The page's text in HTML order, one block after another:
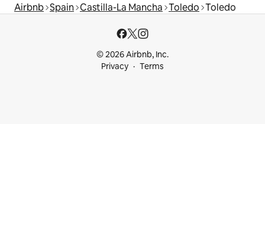
Airbnb Spain Castilla-La Mancha Toledo Toledo
© 2026 Airbnb, Inc.
Privacy
Terms